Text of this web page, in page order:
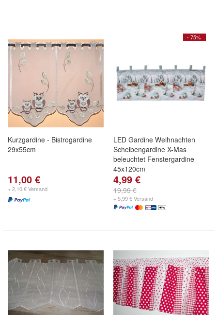
Kurzgardine - Bistrogardine
29x55cm
11,00 €
+ 2,10 € Versand
- 75%
LED Gardine Weihnachten
Scheibengardine X-Mas
beleuchtet Fenstergardine
45x120cm
4,99 €
19,99 €
+ 5,99 € Versand